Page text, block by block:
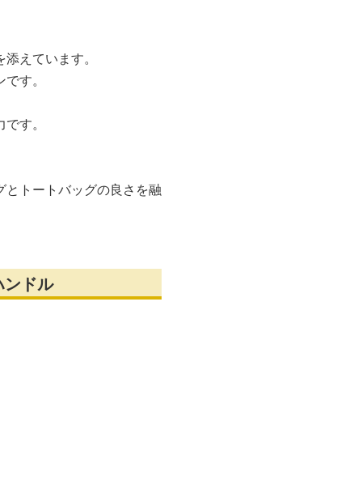
えています。
す。
す。
トートバッグの良さを融
ンドル